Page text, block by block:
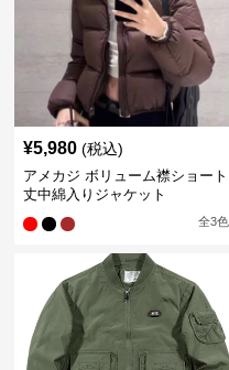
¥5,980 (税込)
アメカジ ボリューム襟ショート
丈中綿入りジャケット
全3色